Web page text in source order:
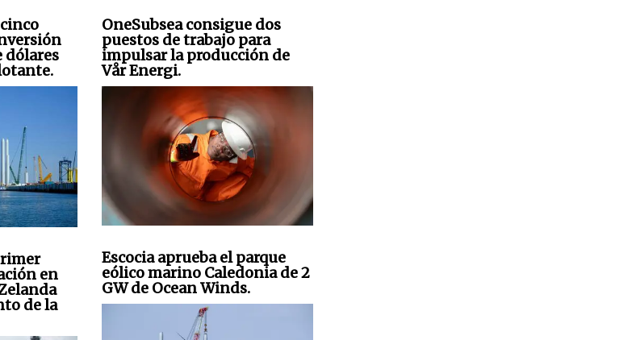
dólares
en
de la
OneSubsea consigue dos
puestos de trabajo para
impulsar la producción de
Vår Energi.
Escocia aprueba el parque
eólico marino Caledonia de 2
GW de Ocean Winds.